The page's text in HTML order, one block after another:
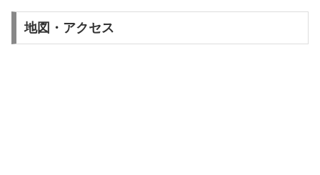
地図・アクセス